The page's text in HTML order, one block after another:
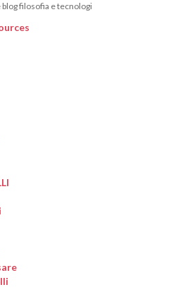
filosofia e tecnologi